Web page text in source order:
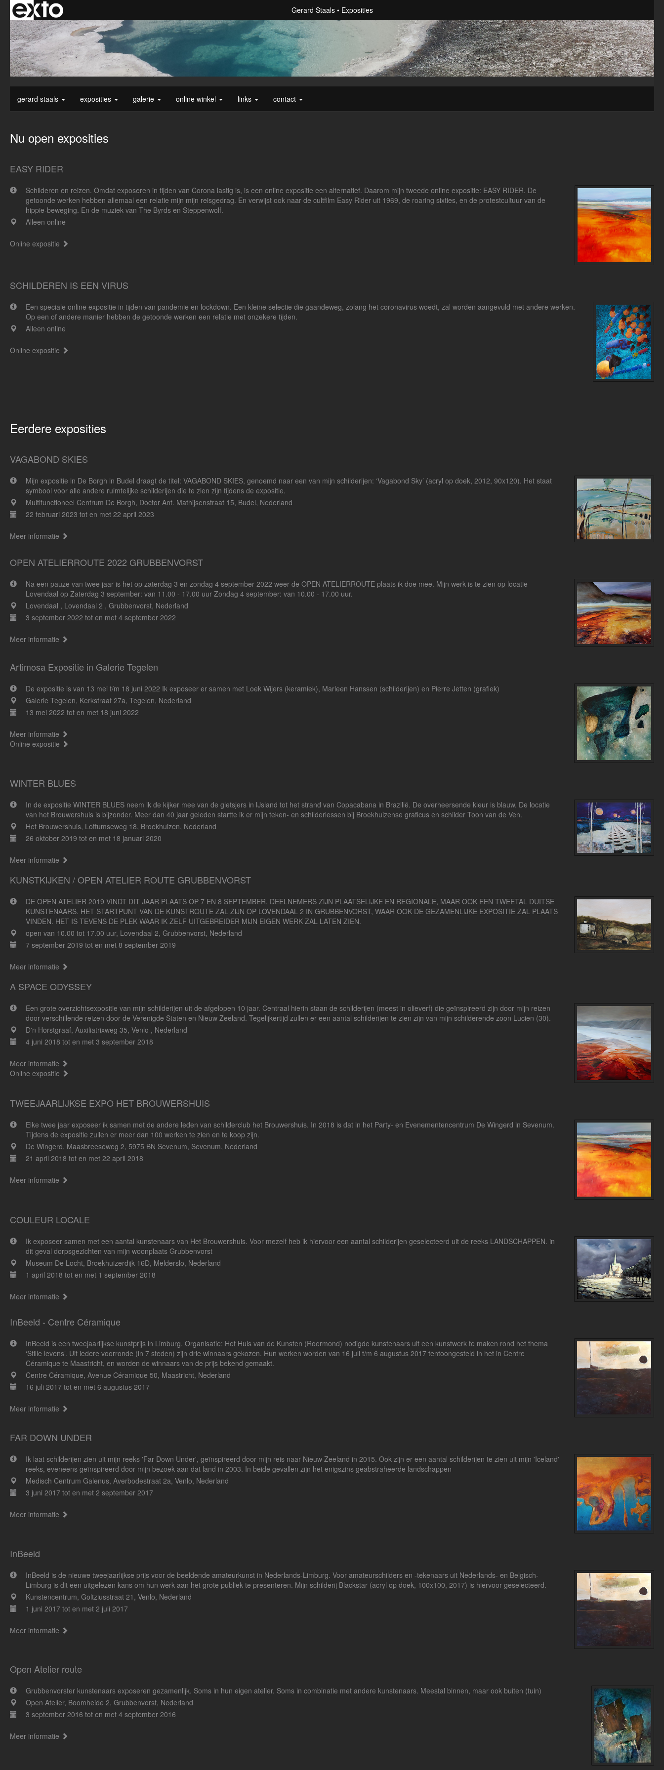
Gerard Staals Exposities
gerard staals exposities galerie online winkel links contact
Nu open exposities
EASY RIDER
Schilderen en reizen. Omdat exposeren in tijden van Corona lastig is, is een online expositie een alternatief. Daarom mijn tweede online expositie: EASY RIDER. De
getoonde werken hebben allemaal een relatie mijn mijn reisgedrag. En verwijst ook naar de cultfilm Easy Rider uit 1969, de roaring sixties, en de protestcultuur van de
hippie-beweging. En de muziek van The Byrds en Steppenwolf.
Alleen online
Online expositie
SCHILDEREN IS EEN VIRUS
Een speciale online expositie in tijden van pandemie en lockdown. Een kleine selectie die gaandeweg, zolang het coronavirus woedt, zal worden aangevuld met andere werken.
Op een of andere manier hebben de getoonde werken een relatie met onzekere tijden.
Alleen online
Online expositie
Eerdere exposities
VAGABOND SKIES
Mijn expositie in De Borgh in Budel draagt de titel: VAGABOND SKIES, genoemd naar een van mijn schilderijen: ‘Vagabond Sky’ (acryl op doek, 2012, 90x120). Het staat
symbool voor alle andere ruimtelijke schilderijen die te zien zijn tijdens de expositie.
Multifunctioneel Centrum De Borgh, Doctor Ant. Mathijsenstraat 15, Budel, Nederland
22 februari 2023 tot en met 22 april 2023
Meer informatie
OPEN ATELIERROUTE 2022 GRUBBENVORST
Na een pauze van twee jaar is het op zaterdag 3 en zondag 4 september 2022 weer de OPEN ATELIERROUTE plaats ik doe mee. Mijn werk is te zien op locatie
Lovendaal op Zaterdag 3 september: van 11.00 - 17.00 uur Zondag 4 september: van 10.00 - 17.00 uur.
Lovendaal , Lovendaal 2 , Grubbenvorst, Nederland
3 september 2022 tot en met 4 september 2022
Meer informatie
Artimosa Expositie in Galerie Tegelen
De expositie is van 13 mei t/m 18 juni 2022 Ik exposeer er samen met Loek Wijers (keramiek), Marleen Hanssen (schilderijen) en Pierre Jetten (grafiek)
Galerie Tegelen, Kerkstraat 27a, Tegelen, Nederland
13 mei 2022 tot en met 18 juni 2022
Meer informatie
Online expositie
WINTER BLUES
In de expositie WINTER BLUES neem ik de kijker mee van de gletsjers in IJsland tot het strand van Copacabana in Brazilië. De overheersende kleur is blauw. De locatie
van het Brouwershuis is bijzonder. Meer dan 40 jaar geleden startte ik er mijn teken- en schilderlessen bij Broekhuizense graficus en schilder Toon van de Ven.
Het Brouwershuis, Lottumseweg 18, Broekhuizen, Nederland
26 oktober 2019 tot en met 18 januari 2020
Meer informatie
KUNSTKIJKEN / OPEN ATELIER ROUTE GRUBBENVORST
DE OPEN ATELIER 2019 VINDT DIT JAAR PLAATS OP 7 EN 8 SEPTEMBER. DEELNEMERS ZIJN PLAATSELIJKE EN REGIONALE, MAAR OOK EEN TWEETAL DUITSE
KUNSTENAARS. HET STARTPUNT VAN DE KUNSTROUTE ZAL ZIJN OP LOVENDAAL 2 IN GRUBBENVORST, WAAR OOK DE GEZAMENLIJKE EXPOSITIE ZAL PLAATS
VINDEN. HET IS TEVENS DE PLEK WAAR IK ZELF UITGEBREIDER MIJN EIGEN WERK ZAL LATEN ZIEN.
open van 10.00 tot 17.00 uur, Lovendaal 2, Grubbenvorst, Nederland
7 september 2019 tot en met 8 september 2019
Meer informatie
A SPACE ODYSSEY
Een grote overzichtsexpositie van mijn schilderijen uit de afgelopen 10 jaar. Centraal hierin staan de schilderijen (meest in olieverf) die geïnspireerd zijn door mijn reizen
door verschillende reizen door de Verenigde Staten en Nieuw Zeeland. Tegelijkertijd zullen er een aantal schilderijen te zien zijn van mijn schilderende zoon Lucien (30).
D'n Horstgraaf, Auxiliatrixweg 35, Venlo , Nederland
4 juni 2018 tot en met 3 september 2018
Meer informatie
Online expositie
TWEEJAARLIJKSE EXPO HET BROUWERSHUIS
Elke twee jaar exposeer ik samen met de andere leden van schilderclub het Brouwershuis. In 2018 is dat in het Party- en Evenementencentrum De Wingerd in Sevenum.
Tijdens de expositie zullen er meer dan 100 werken te zien en te koop zijn.
De Wingerd, Maasbreeseweg 2, 5975 BN Sevenum, Sevenum, Nederland
21 april 2018 tot en met 22 april 2018
Meer informatie
COULEUR LOCALE
Ik exposeer samen met een aantal kunstenaars van Het Brouwershuis. Voor mezelf heb ik hiervoor een aantal schilderijen geselecteerd uit de reeks LANDSCHAPPEN. in
dit geval dorpsgezichten van mijn woonplaats Grubbenvorst
Museum De Locht, Broekhuizerdijk 16D, Melderslo, Nederland
1 april 2018 tot en met 1 september 2018
Meer informatie
InBeeld - Centre Céramique
InBeeld is een tweejaarlijkse kunstprijs in Limburg. Organisatie: Het Huis van de Kunsten (Roermond) nodigde kunstenaars uit een kunstwerk te maken rond het thema
‘Stille levens’. Uit iedere voorronde (in 7 steden) zijn drie winnaars gekozen. Hun werken worden van 16 juli t/m 6 augustus 2017 tentoongesteld in het in Centre
Céramique te Maastricht, en worden de winnaars van de prijs bekend gemaakt.
Centre Céramique, Avenue Céramique 50, Maastricht, Nederland
16 juli 2017 tot en met 6 augustus 2017
Meer informatie
FAR DOWN UNDER
Ik laat schilderijen zien uit mijn reeks 'Far Down Under', geïnspireerd door mijn reis naar Nieuw Zeeland in 2015. Ook zijn er een aantal schilderijen te zien uit mijn 'Iceland'
reeks, eveneens geïnspireerd door mijn bezoek aan dat land in 2003. In beide gevallen zijn het enigszins geabstraheerde landschappen
Medisch Centrum Galenus, Averbodestraat 2a, Venlo, Nederland
3 juni 2017 tot en met 2 september 2017
Meer informatie
InBeeld
InBeeld is de nieuwe tweejaarlijkse prijs voor de beeldende amateurkunst in Nederlands-Limburg. Voor amateurschilders en -tekenaars uit Nederlands- en Belgisch-
Limburg is dit een uitgelezen kans om hun werk aan het grote publiek te presenteren. Mijn schilderij Blackstar (acryl op doek, 100x100, 2017) is hiervoor geselecteerd.
Kunstencentrum, Goltziusstraat 21, Venlo, Nederland
1 juni 2017 tot en met 2 juli 2017
Meer informatie
Open Atelier route
Grubbenvorster kunstenaars exposeren gezamenlijk. Soms in hun eigen atelier. Soms in combinatie met andere kunstenaars. Meestal binnen, maar ook buiten (tuin)
Open Atelier, Boomheide 2, Grubbenvorst, Nederland
3 september 2016 tot en met 4 september 2016
Meer informatie